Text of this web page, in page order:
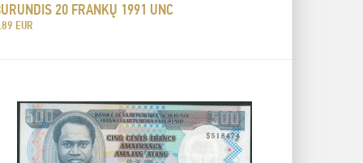
20 FRANKŲ 1991 UNC
EUR